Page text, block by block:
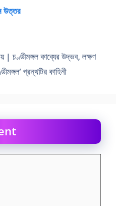
উত্তর
| চণ্ডীমঙ্গল কাব্যের উদ্ভব, লক্ষণ
গ্রন্থটির কাহিনী